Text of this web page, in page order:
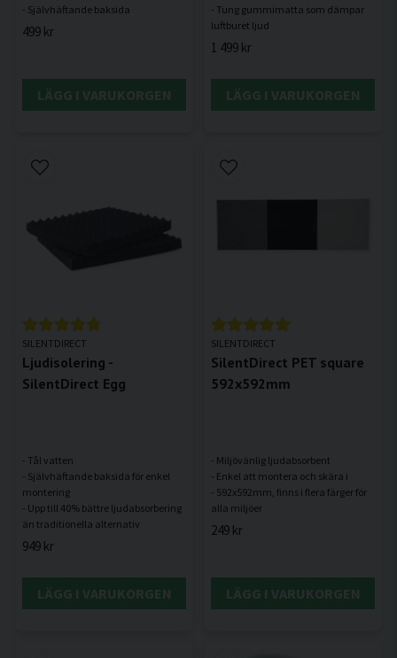
499 kr
LÄGG I VARUKORGEN
- Tung gummimatta som dämpar
1 499 kr
LÄGG I VARUKORGEN
SILENTDIRECT
Ljudisolering -
SilentDirect Egg
- Tål vatten
- Självhäftande baksida för enkel
montering
- Upp till 40% bättre ljudabsorbering
949 kr
LÄGG I VARUKORGEN
SILENTDIRECT
SilentDirect PET square
592x592mm
- Miljövänlig ljudabsorbent
- Enkel att montera och skära i
- 592x592mm, finns i flera färger för
249 kr
LÄGG I VARUKORGEN